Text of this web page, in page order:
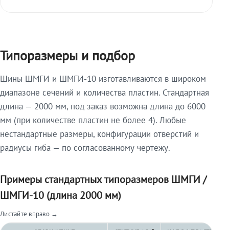
Типоразмеры и подбор
Шины ШМГИ и ШМГИ-10 изготавливаются в широком
диапазоне сечений и количества пластин. Стандартная
длина — 2000 мм, под заказ возможна длина до 6000
мм (при количестве пластин не более 4). Любые
нестандартные размеры, конфигурации отверстий и
радиусы гиба — по согласованному чертежу.
Примеры стандартных типоразмеров ШМГИ /
ШМГИ-10 (длина 2000 мм)
Листайте вправо →